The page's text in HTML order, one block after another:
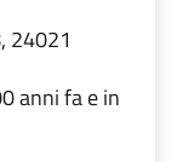
24021
anni fa e in